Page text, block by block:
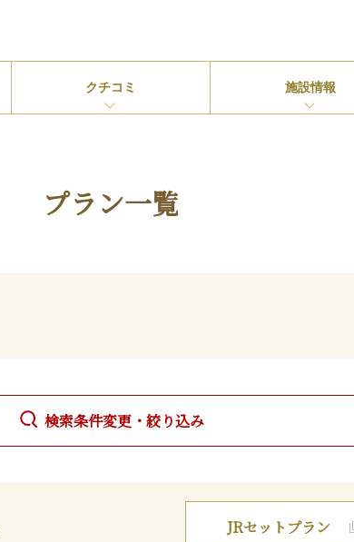
クチコミ 施設情報
プラン一覧
検索条件変更・絞り込み
JRセットプラン